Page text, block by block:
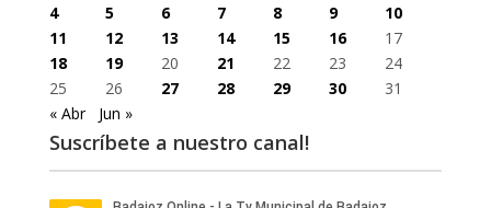
4
5 6 7 8 9
10
11
12 13 14 15 16
17
18
19 20 21 22 23
24
25
26 27 28 29 30
31
« Abr
Jun »
Suscríbete a nuestro canal!